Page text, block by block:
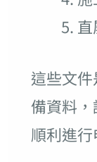
這些文
備資料
順利進行